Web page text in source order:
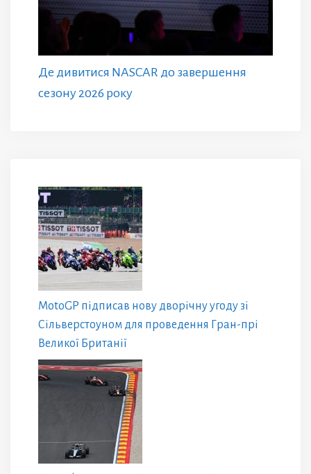
Де дивитися NASCAR до завершення
сезону 2026 року
MotoGP підписав нову дворічну угоду зі
Сільверстоуном для проведення Гран-прі
Великої Британії